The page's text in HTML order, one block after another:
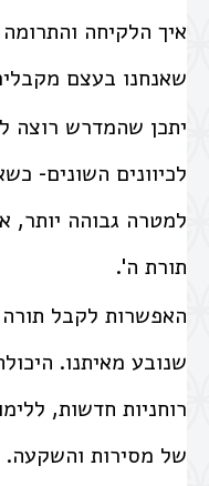
איך הלקיחה והתרומה
שאנחנו בעצם
יתכן שהמדרש רוצה
לכיוונים השונים-
למטרה גבוהה יותר,
תורת ה'.
האפשרות לקבל תורה
שנובע מאיתנו.
רוחניות חדשות,
של מסירות והשקעה.